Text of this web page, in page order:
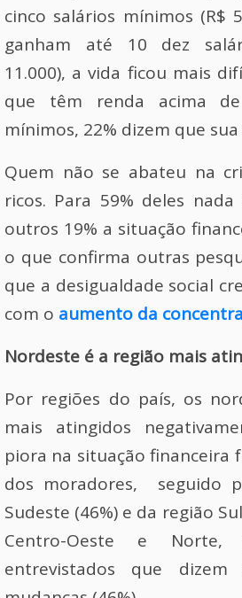
cinco salários mínimos (R$
ganham até 10 dez
11.000), a vida ficou mais
que têm renda acima
mínimos, 22% dizem que
Quem não se abateu na
ricos. Para 59% deles
outros 19% a situação
o que confirma outras
que a desigualdade social
com o aumento da
Nordeste é a região mais
Por regiões do país, os
mais atingidos
piora na situação financeira
dos moradores, seguido
Sudeste (46%) e da região
Centro-Oeste e Norte,
entrevistados que